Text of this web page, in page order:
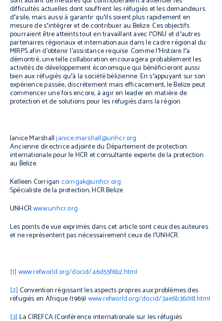
difficultés actuelles dont souffrent les réfugiés et les demandeurs
d’asile, mais aussi à garantir qu’ils soient plus rapidement en
mesure de s’intégrer et de contribuer au Belize. Ces objectifs
pourraient être atteints tout en travaillant avec l’ONU et d’autres
partenaires régionaux et internationaux dans le cadre régional du
MIRPS afin d’obtenir l’assistance requise. Comme l’Histoire l’a
démontré, une telle collaboration encouragera probablement les
activités de développement économique qui bénéficieront aussi
bien aux réfugiés qu’à la société bélizienne. En s’appuyant sur son
expérience passée, discrètement mais efficacement, le Belize peut
commencer une fois encore, à agir en leader en matière de
protection et de solutions pour les réfugiés dans la région.
Janice Marshalljanice.marshall@unhcr.org
Ancienne directrice adjointe du Département de protection
internationale pour le HCR et consultante experte de la protection
au Belize.
Kelleen Corrigan corrigak@unhcr.org
Spécialiste de la protection, HCR Belize
UNHCRwww.unhcr.org
Les points de vue exprimés dans cet article sont ceux des auteures
et ne représentent pas nécessairement ceux de l’UNHCR.
[1] www.refworld.org/docid/46d55f6b2.html
[2] Convention régissant les aspects propres aux problèmes des
réfugiés en Afrique (1969) www.refworld.org/docid/3ae6b36018.html
[3] La CIREFCA (Conférence internationale sur les réfugiés